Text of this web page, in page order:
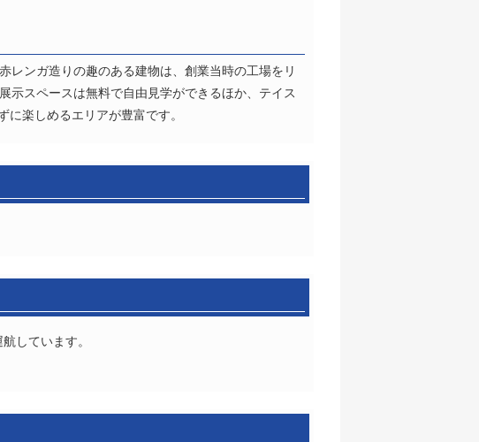
レンガ造りの趣のある建物は、創業当時の工場をリ
示スペースは無料で自由見学ができるほか、テイス
楽しめるエリアが豊富です。
しています。